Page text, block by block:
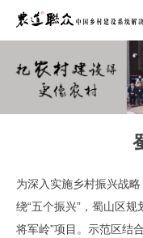
系统乡建
为深入实施乡村振兴战
绕“五个振兴”，蜀山区
将军岭”项目。示范区结